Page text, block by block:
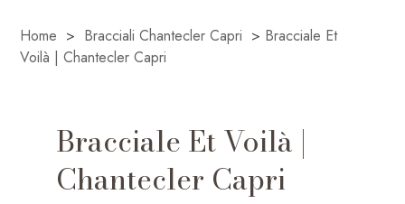
Home > Bracciali Chantecler Capri > Bracciale Et
Voilà | Chantecler Capri
Bracciale Et Voilà |
Chantecler Capri